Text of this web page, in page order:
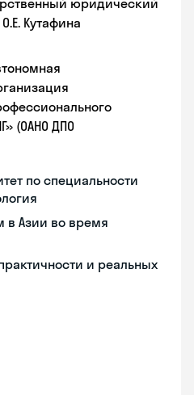
юридический
Кутафина
(ОАНО ДПО
по специальности
в Азии во время
и реальных